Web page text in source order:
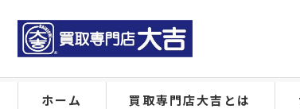
ホーム 買取専門店大吉とは